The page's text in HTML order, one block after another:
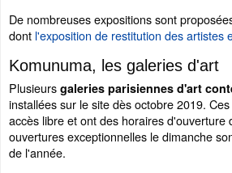
De nombreuses expositions sont
dont l'exposition de restitution des artistes
Komunuma, les galeries d'art
Plusieurs galeries parisiennes d'art
installées sur le site dès octobre 2019.
accès libre et ont des horaires d'ouverture
ouvertures exceptionnelles le dimanche
de l'année.